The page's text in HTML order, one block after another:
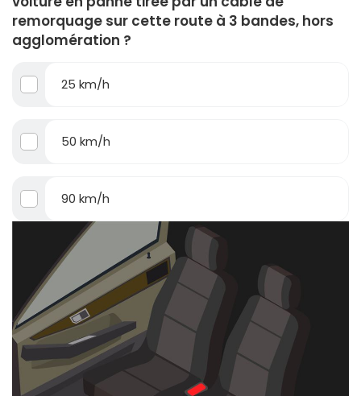
remorquage sur cette route à 3 bandes, hors
agglomération ?
25 km/h
50 km/h
90 km/h